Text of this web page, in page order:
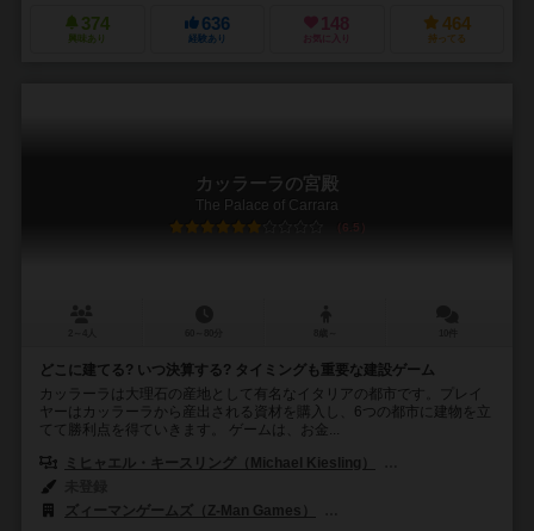
374
興味あり
636
経験あり
148
お気に入り
464
持ってる
カッラーラの宮殿
The Palace of Carrara
6.5
どこに建てる? いつ決算する? タイミングも重要な建設ゲーム
カッラーラは大理石の産地として有名なイタリアの都市です。プレイ
ヤーはカッラーラから産出される資材を購入し、6つの都市に建物を立
てて勝利点を得ていきます。 ゲームは、お金...
ミヒャエル・キースリング（Michael Kiesling）
ズィーマンゲームズ（Z-Man Games）